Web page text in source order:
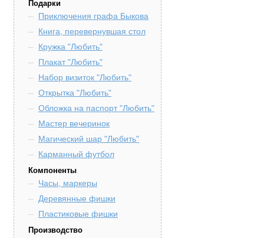
Подарки
Приключения графа Быкова
Книга, перевернувшая стол
Кружка "Любить"
Плакат "Любить"
Набор визиток "Любить"
Открытка "Любить"
Обложка на паспорт "Любить"
Мастер вечеринок
Магический шар "Любить"
Карманный футбол
Компоненты
Часы, маркеры
Деревянные фишки
Пластиковые фишки
Производство